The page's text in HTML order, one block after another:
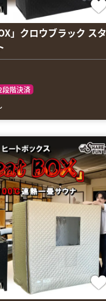
」クロウブラック スタ
段階決済